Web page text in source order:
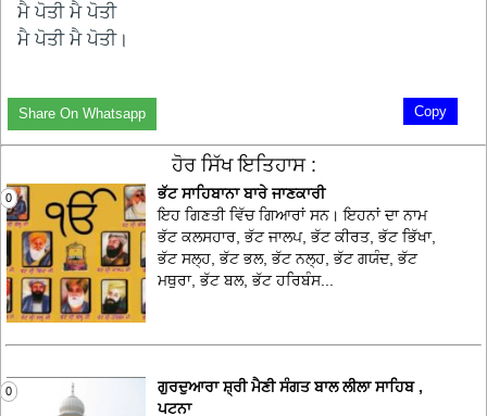
ਮੈ ਪੋਤੀ ਮੈ ਪੋਤੀ
ਮੈ ਪੋਤੀ ਮੈ ਪੋਤੀ।
Copy
Share On Whatsapp
ਹੋਰ ਸਿੱਖ ਇਤਿਹਾਸ :
0
ਭੱਟ ਸਾਹਿਬਾਨਾ ਬਾਰੇ ਜਾਣਕਾਰੀ
ਇਹ ਗਿਣਤੀ ਵਿੱਚ ਗਿਆਰਾਂ ਸਨ। ਇਹਨਾਂ ਦਾ ਨਾਮ
ਭੱਟ ਕਲਸਹਾਰ, ਭੱਟ ਜਾਲਪ, ਭੱਟ ਕੀਰਤ, ਭੱਟ ਭਿੱਖਾ,
ਭੱਟ ਸਲ੍ਹ, ਭੱਟ ਭਲ, ਭੱਟ ਨਲ੍ਹ, ਭੱਟ ਗਯੰਦ, ਭੱਟ
ਮਥੁਰਾ, ਭੱਟ ਬਲ, ਭੱਟ ਹਰਿਬੰਸ...
0
ਗੁਰਦੁਆਰਾ ਸ਼੍ਰੀ ਮੈਣੀ ਸੰਗਤ ਬਾਲ ਲੀਲਾ ਸਾਹਿਬ ,
ਪਟਨਾ